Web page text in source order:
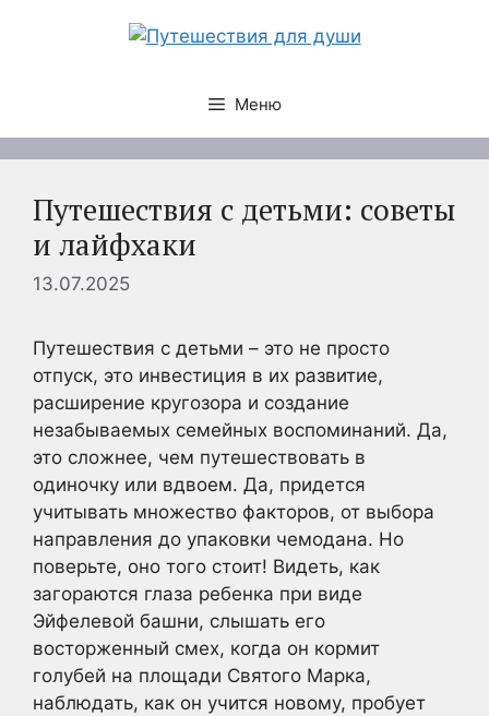
Меню
Путешествия с детьми: советы
и лайфхаки
13.07.2025
Путешествия с детьми – это не просто
отпуск, это инвестиция в их развитие,
расширение кругозора и создание
незабываемых семейных воспоминаний. Да,
это сложнее, чем путешествовать в
одиночку или вдвоем. Да, придется
учитывать множество факторов, от выбора
направления до упаковки чемодана. Но
поверьте, оно того стоит! Видеть, как
загораются глаза ребенка при виде
Эйфелевой башни, слышать его
восторженный смех, когда он кормит
голубей на площади Святого Марка,
наблюдать, как он учится новому, пробует